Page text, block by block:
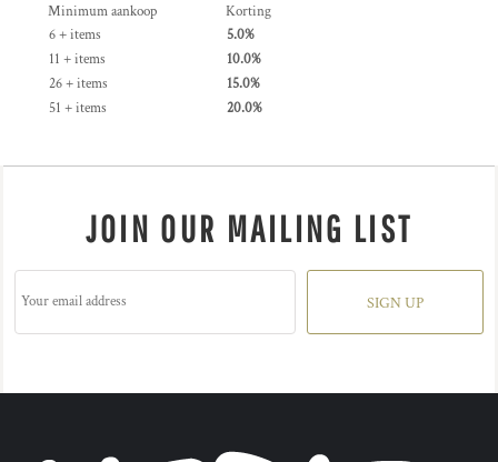
Minimum aankoop
Korting
6 + items
5.0%
11 + items
10.0%
26 + items
15.0%
51 + items
20.0%
JOIN OUR MAILING LIST
SIGN UP